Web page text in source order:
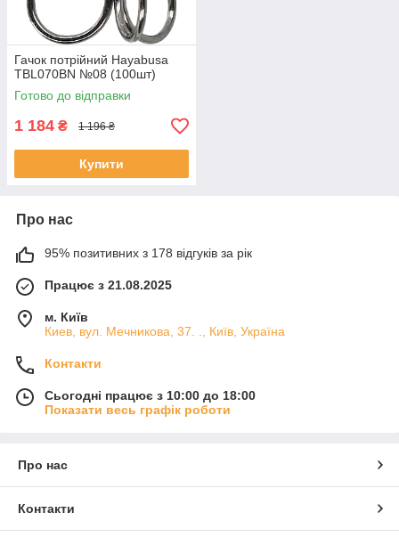
Гачок потрійний Hayabusa
TBL070BN №08 (100шт)
Готово до відправки
1 184 ₴ 1 196 ₴
Купити
Про нас
95% позитивних з 178 відгуків за рік
Працює з 21.08.2025
м. Київ
Киев, вул. Мечникова, 37. ., Київ, Україна
Контакти
Сьогодні працює з 10:00 до 18:00
Показати весь графік роботи
Про нас
Контакти